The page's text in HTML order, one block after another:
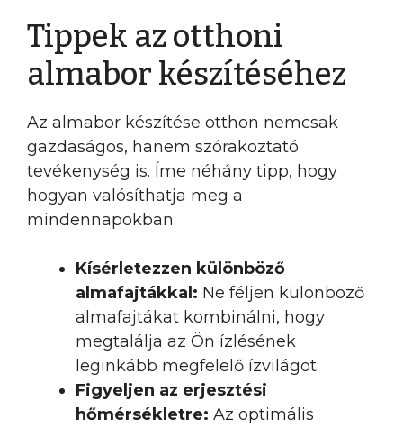
Tippek az otthoni
almabor készítéséhez
Az almabor készítése otthon nemcsak
gazdaságos, hanem szórakoztató
tevékenység is. Íme néhány tipp, hogy
hogyan valósíthatja meg a
mindennapokban:
Kísérletezzen különböző
almafajtákkal: Ne féljen különböző
almafajtákat kombinálni, hogy
megtalálja az Ön ízlésének
leginkább megfelelő ízvilágot.
Figyeljen az erjesztési
hőmérsékletre: Az optimális